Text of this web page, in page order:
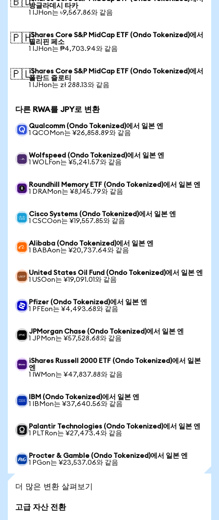
🇧🇩방글라데시 타카
1 IJHon는 ৳9,567.86와 같음
🇵🇭iShares Core S&P MidCap ETF (Ondo Tokenized)에서
필리핀 페소
1 IJHon는 ₱4,703.94와 같음
🇵🇱iShares Core S&P MidCap ETF (Ondo Tokenized)에서
폴란드 즐로티
1 IJHon는 zł 288.13와 같음
다른 RWA를 JPY로 변환
Qualcomm (Ondo Tokenized)에서 일본 엔
1 QCOMon는 ¥26,858.89와 같음
Wolfspeed (Ondo Tokenized)에서 일본 엔
1 WOLFon는 ¥5,241.57와 같음
Roundhill Memory ETF (Ondo Tokenized)에서 일본 엔
1 DRAMon는 ¥8,145.79와 같음
Cisco Systems (Ondo Tokenized)에서 일본 엔
1 CSCOon는 ¥19,557.85와 같음
Alibaba (Ondo Tokenized)에서 일본 엔
1 BABAon는 ¥20,737.64와 같음
United States Oil Fund (Ondo Tokenized)에서 일본 엔
1 USOon는 ¥19,091.01와 같음
Pfizer (Ondo Tokenized)에서 일본 엔
1 PFEon는 ¥4,493.68와 같음
JPMorgan Chase (Ondo Tokenized)에서 일본 엔
1 JPMon는 ¥57,528.68와 같음
iShares Russell 2000 ETF (Ondo Tokenized)에서 일본
엔
1 IWMon는 ¥47,837.88와 같음
IBM (Ondo Tokenized)에서 일본 엔
1 IBMon는 ¥37,640.56와 같음
Palantir Technologies (Ondo Tokenized)에서 일본 엔
1 PLTRon는 ¥27,473.4와 같음
Procter & Gamble (Ondo Tokenized)에서 일본 엔
1 PGon는 ¥23,537.06와 같음
더 많은 변환 살펴보기
고급 자산 전환